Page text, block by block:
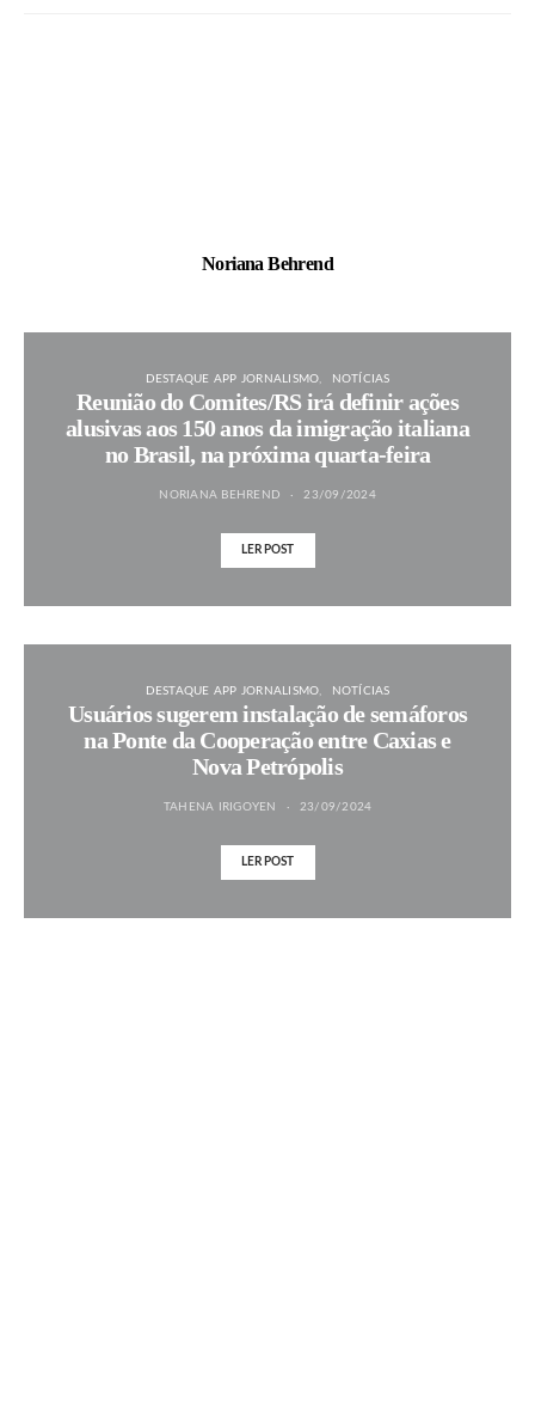
Noriana Behrend
DESTAQUE APP JORNALISMO NOTÍCIAS
Reunião do Comites/RS irá definir ações
alusivas aos 150 anos da imigração italiana
no Brasil, na próxima quarta-feira
NORIANA BEHREND 23/09/2024
LER POST
DESTAQUE APP JORNALISMO NOTÍCIAS
Usuários sugerem instalação de semáforos
na Ponte da Cooperação entre Caxias e
Nova Petrópolis
TAHENA IRIGOYEN 23/09/2024
LER POST